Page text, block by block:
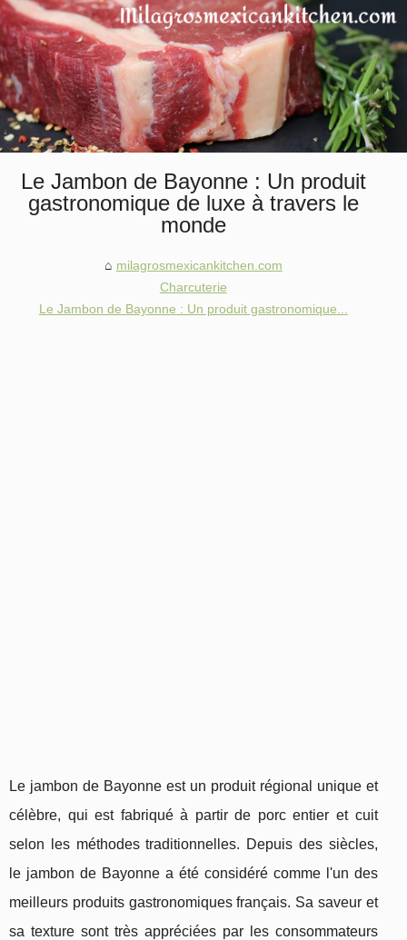
Le Jambon de Bayonne : Un produit
gastronomique de luxe à travers le
monde
milagrosmexicankitchen.com
Charcuterie
Le Jambon de Bayonne : Un produit gastronomique...
Le jambon de Bayonne est un produit régional unique et
célèbre, qui est fabriqué à partir de porc entier et cuit
selon les méthodes traditionnelles. Depuis des siècles,
le jambon de Bayonne a été considéré comme l'un des
meilleurs produits gastronomiques français. Sa saveur et
sa texture sont très appréciées par les consommateurs